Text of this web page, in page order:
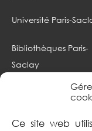
Ce site web
Université Paris-
Bibliothèques Paris-
Saclay
Portail